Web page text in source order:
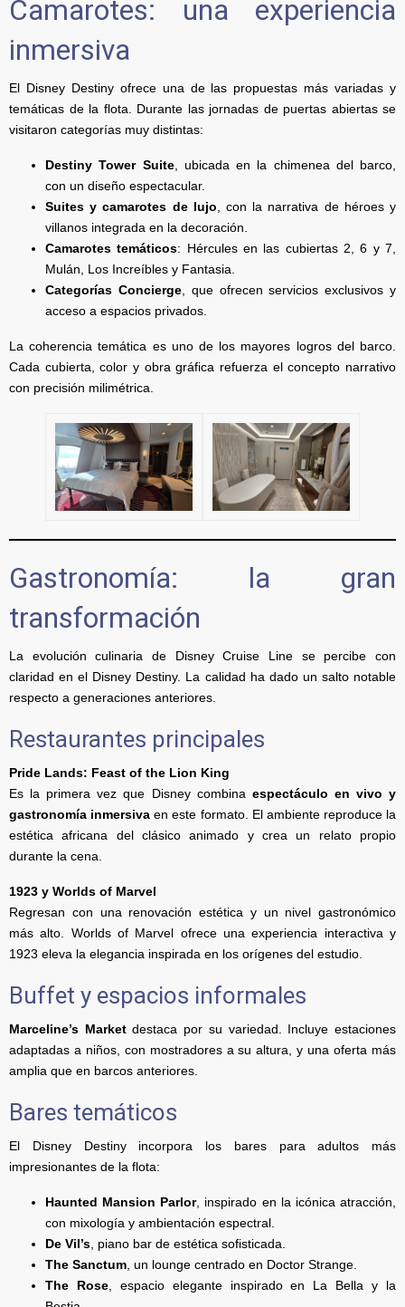
Camarotes: una experiencia
inmersiva
El Disney Destiny ofrece una de las propuestas más variadas y
temáticas de la flota. Durante las jornadas de puertas abiertas se
visitaron categorías muy distintas:
Destiny Tower Suite, ubicada en la chimenea del barco,
con un diseño espectacular.
Suites y camarotes de lujo , con la narrativa de héroes y
villanos integrada en la decoración.
Camarotes temáticos: Hércules en las cubiertas 2, 6 y 7,
Mulán, Los Increíbles y Fantasia.
Categorías Concierge, que ofrecen servicios exclusivos y
acceso a espacios privados.
La coherencia temática es uno de los mayores logros del barco.
Cada cubierta, color y obra gráfica refuerza el concepto narrativo
con precisión milimétrica.
Gastronomía: la gran
transformación
La evolución culinaria de Disney Cruise Line se percibe con
claridad en el Disney Destiny. La calidad ha dado un salto notable
respecto a generaciones anteriores.
Restaurantes principales
Pride Lands: Feast of the Lion King
Es la primera vez que Disney combina espectáculo en vivo y
gastronomía inmersiva en este formato. El ambiente reproduce la
estética africana del clásico animado y crea un relato propio
durante la cena.
1923 y Worlds of Marvel
Regresan con una renovación estética y un nivel gastronómico
más alto. Worlds of Marvel ofrece una experiencia interactiva y
1923 eleva la elegancia inspirada en los orígenes del estudio.
Buffet y espacios informales
Marceline’s Marketdestaca por su variedad. Incluye estaciones
adaptadas a niños, con mostradores a su altura, y una oferta más
amplia que en barcos anteriores.
Bares temáticos
El Disney Destiny incorpora los bares para adultos más
impresionantes de la flota:
Haunted Mansion Parlor, inspirado en la icónica atracción,
con mixología y ambientación espectral.
De Vil’s, piano bar de estética sofisticada.
The Sanctum, un lounge centrado en Doctor Strange.
The Rose, espacio elegante inspirado en La Bella y la